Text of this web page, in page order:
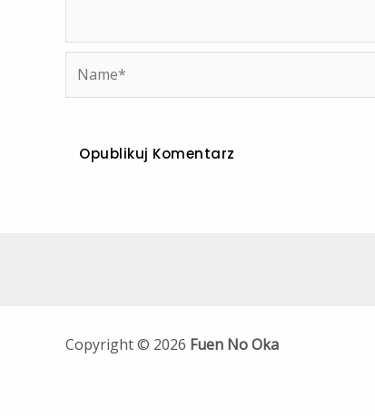
Copyright © 2026 Fuen No Oka